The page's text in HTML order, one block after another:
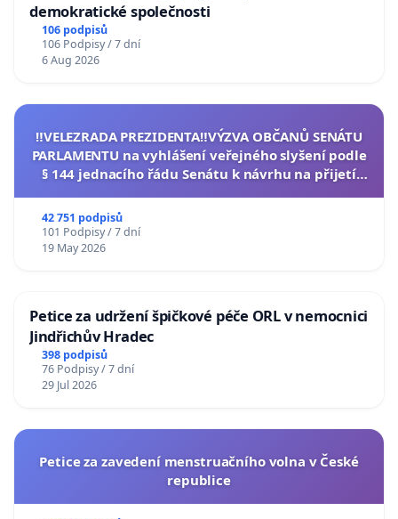
demokratické společnosti
106 podpisů
106 Podpisy / 7 dní
6 Aug 2026
‼️VELEZRADA PREZIDENTA‼️VÝZVA OBČANŮ SENÁTU
PARLAMENTU na vyhlášení veřejného slyšení podle
§ 144 jednacího řádu Senátu k návrhu na přijetí
42 751 podpisů
101 Podpisy / 7 dní
19 May 2026
Petice za udržení špičkové péče ORL v nemocnici
Jindřichův Hradec
398 podpisů
76 Podpisy / 7 dní
29 Jul 2026
Petice za zavedení menstruačního volna v České
republice